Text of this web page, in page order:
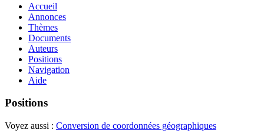
Accueil
Annonces
Thèmes
Documents
Auteurs
Positions
Navigation
Aide
Positions
Voyez aussi : Conversion de coordonnées géographiques